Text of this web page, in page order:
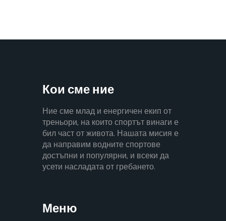
Кои сме ние
Ние сме млад и енергичен екип от
треньори, на които спортът винаги е
бил част от живота. Нашата мисия е
да направим водните спортове
достъпни и популярни, и всеки да
усети насладата от гребането.
Меню